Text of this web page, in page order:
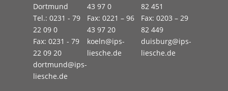
Dortmund
Tel.: 0231 - 79
22 09 0
Fax: 0231 - 79
22 09 20
dortmund@ips-
liesche.de
43 97 0
Fax: 0221 – 96
43 97 20
koeln@ips-
liesche.de
82 451
Fax: 0203 – 29
82 449
duisburg@ips-
liesche.de